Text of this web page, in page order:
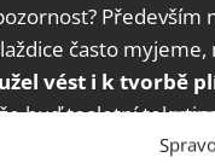
Především
často
vést i k tvorbě
buď toaletní
pomůže starý zubní